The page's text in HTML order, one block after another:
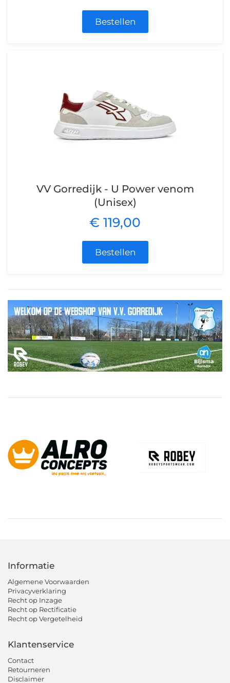
Bestellen
VV Gorredijk - U Power venom
(Unisex)
€ 119,00
Bestellen
Informatie
Algemene Voorwaarden
Privacyverklaring
Recht op Inzage
Recht op Rectificatie
Recht op Vergetelheid
Klantenservice
Contact
Retourneren
Disclaimer